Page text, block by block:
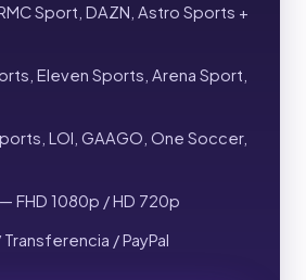
Sport, DAZN, Astro Sports +
Eleven Sports, Arena Sport,
LOI, GAAGO, One Soccer,
FHD 1080p / HD 720p
/ PayPal